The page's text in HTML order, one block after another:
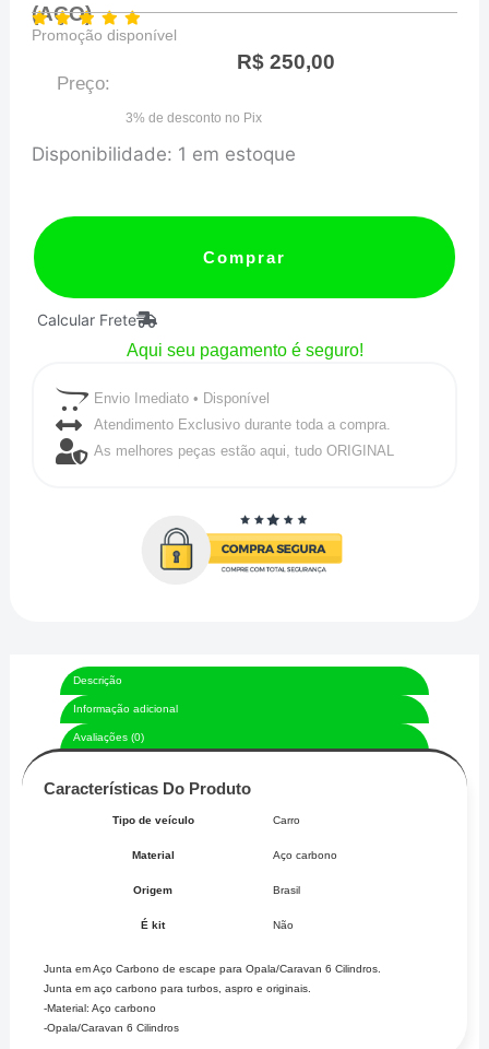
(AÇO)
Promoção disponível
Preço:
R$250,00
3% de desconto no Pix
Disponibilidade: 1 em estoque
JUNTA
ESCAPE
-
GM
OPALA
(AÇO)
quantidade
Comprar
Calcular Frete
Aqui seu pagamento é seguro!
Envio Imediato • Disponível
Atendimento Exclusivo durante toda a compra.
As melhores peças estão aqui, tudo ORIGINAL
Descrição
Informação adicional
Avaliações (0)
Características Do Produto
Tipo de veículo Carro
Material Aço carbono
Origem Brasil
É kit Não
Junta em Aço Carbono de escape para Opala/Caravan 6 Cilindros.
Junta em aço carbono para turbos, aspro e originais.
-Material: Aço carbono
-Opala/Caravan 6 Cilindros